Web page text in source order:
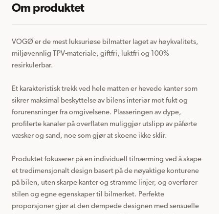
Om produktet
VOGØ er de mest luksuriøse bilmatter laget av høykvalitets,
miljøvennlig TPV-materiale, giftfri, luktfri og 100%
resirkulerbar.
Et karakteristisk trekk ved hele matten er hevede kanter som
sikrer maksimal beskyttelse av bilens interiør mot fukt og
forurensninger fra omgivelsene. Plasseringen av dype,
profilerte kanaler på overflaten muliggjør utslipp av påførte
væsker og sand, noe som gjør at skoene ikke sklir.
Produktet fokuserer på en individuell tilnærming ved å skape
et tredimensjonalt design basert på de nøyaktige konturene
på bilen, uten skarpe kanter og stramme linjer, og overfører
stilen og egne egenskaper til bilmerket. Perfekte
proporsjoner gjør at den dempede designen med sensuelle